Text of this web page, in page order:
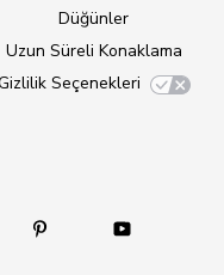
Düğünler
Uzun Süreli Konaklama
Seçenekleri